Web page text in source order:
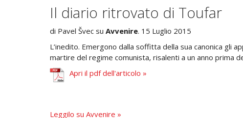
Il diario ritrovato di Toufar
di Pavel Švec su Avvenire. 15 Luglio 2015
L’inedito. Emergono dalla soffitta della sua canonica gli
martire del regime comunista, risalenti a un anno prima
Apri il pdf dell'articolo »
Leggilo su Avvenire »